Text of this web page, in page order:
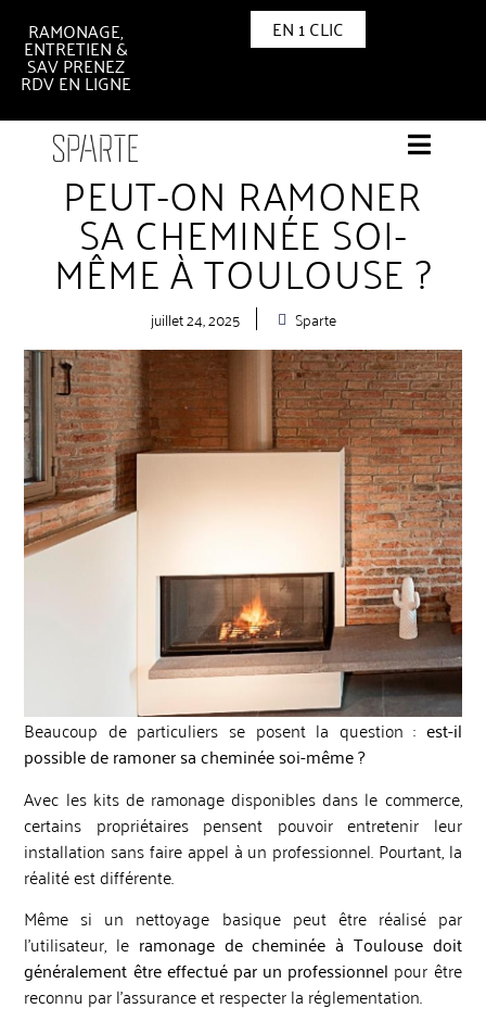
RAMONAGE,
ENTRETIEN &
SAV PRENEZ
RDV EN LIGNE
EN 1 CLIC
PEUT-ON RAMONER
SA CHEMINÉE SOI-
MÊME À TOULOUSE ?
juillet 24, 2025 Sparte
Beaucoup de particuliers se posent la question : est-il
possible de ramoner sa cheminée soi-même ?
Avec les kits de ramonage disponibles dans le commerce,
certains propriétaires pensent pouvoir entretenir leur
installation sans faire appel à un professionnel. Pourtant, la
réalité est différente.
Même si un nettoyage basique peut être réalisé par
l’utilisateur, le ramonage de cheminée à Toulouse doit
généralement être effectué par un professionnel pour être
reconnu par l’assurance et respecter la réglementation.